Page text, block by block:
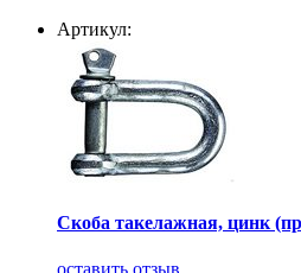
Артикул:
Скоба такелажная, цинк